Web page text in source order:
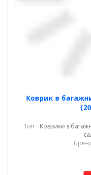
Коврик в
Тип: Коврики в